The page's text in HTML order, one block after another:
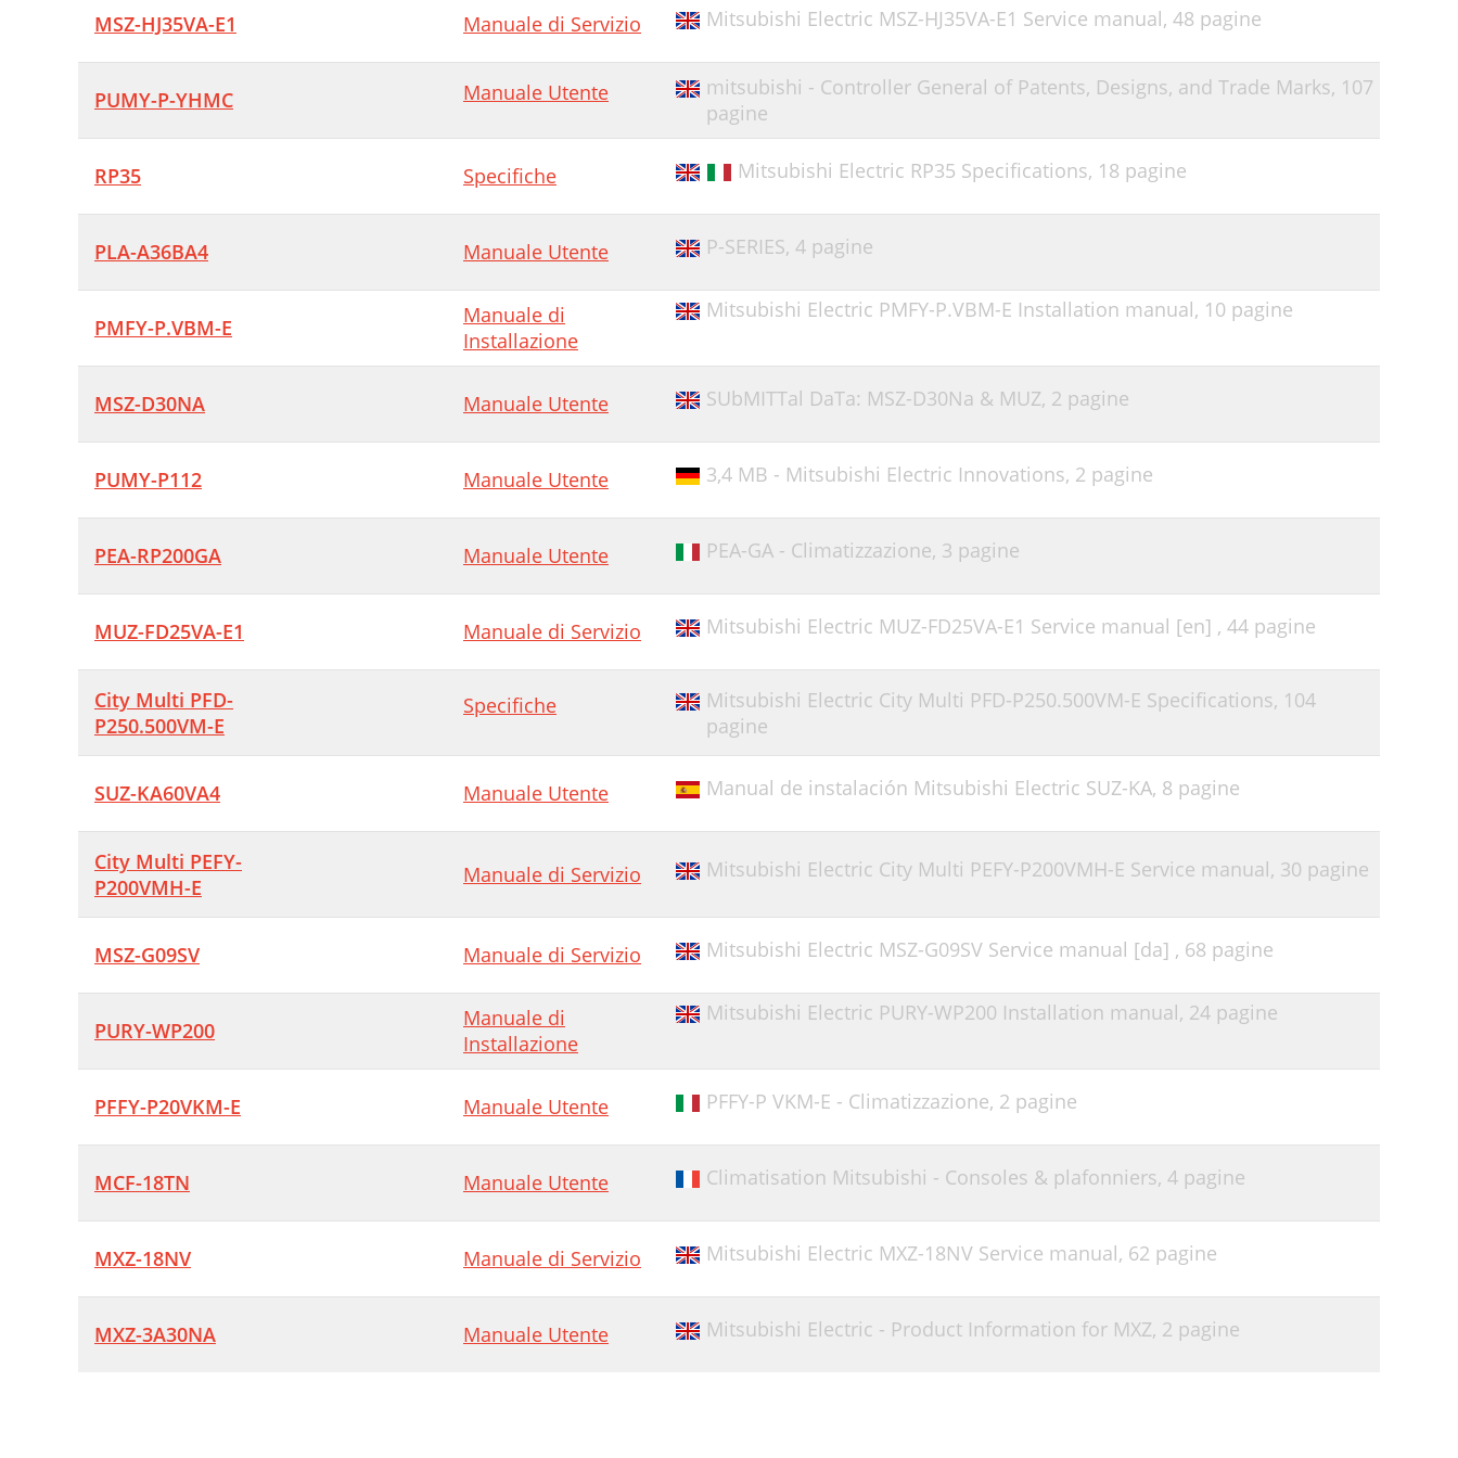
MSZ-HJ35VA-E1 Manuale di Servizio Mitsubishi Electric MSZ-HJ35VA-E1 Service manual, 48 pagine
PUMY-P-YHMC Manuale Utente mitsubishi - Controller General of Patents, Designs, and Trade Marks, 107
pagine
RP35 Specifiche Mitsubishi Electric RP35 Specifications, 18 pagine
PLA-A36BA4 Manuale Utente P-SERIES, 4 pagine
PMFY-P.VBM-E
Manuale di
Installazione
Mitsubishi Electric PMFY-P.VBM-E Installation manual, 10 pagine
MSZ-D30NA Manuale Utente SUbMITTal DaTa: MSZ-D30Na & MUZ, 2 pagine
PUMY-P112 Manuale Utente 3,4 MB - Mitsubishi Electric Innovations, 2 pagine
PEA-RP200GA Manuale Utente PEA-GA - Climatizzazione, 3 pagine
MUZ-FD25VA-E1 Manuale di Servizio Mitsubishi Electric MUZ-FD25VA-E1 Service manual [en] , 44 pagine
City Multi PFD-
P250.500VM-E
Specifiche Mitsubishi Electric City Multi PFD-P250.500VM-E Specifications, 104
pagine
SUZ-KA60VA4 Manuale Utente Manual de instalación Mitsubishi Electric SUZ-KA, 8 pagine
City Multi PEFY-
P200VMH-E
Manuale di Servizio Mitsubishi Electric City Multi PEFY-P200VMH-E Service manual, 30 pagine
MSZ-G09SV Manuale di Servizio Mitsubishi Electric MSZ-G09SV Service manual [da] , 68 pagine
PURY-WP200
Manuale di
Installazione
Mitsubishi Electric PURY-WP200 Installation manual, 24 pagine
PFFY-P20VKM-E Manuale Utente PFFY-P VKM-E - Climatizzazione, 2 pagine
MCF-18TN Manuale Utente Climatisation Mitsubishi - Consoles & plafonniers, 4 pagine
MXZ-18NV Manuale di Servizio Mitsubishi Electric MXZ-18NV Service manual, 62 pagine
MXZ-3A30NA Manuale Utente Mitsubishi Electric - Product Information for MXZ, 2 pagine